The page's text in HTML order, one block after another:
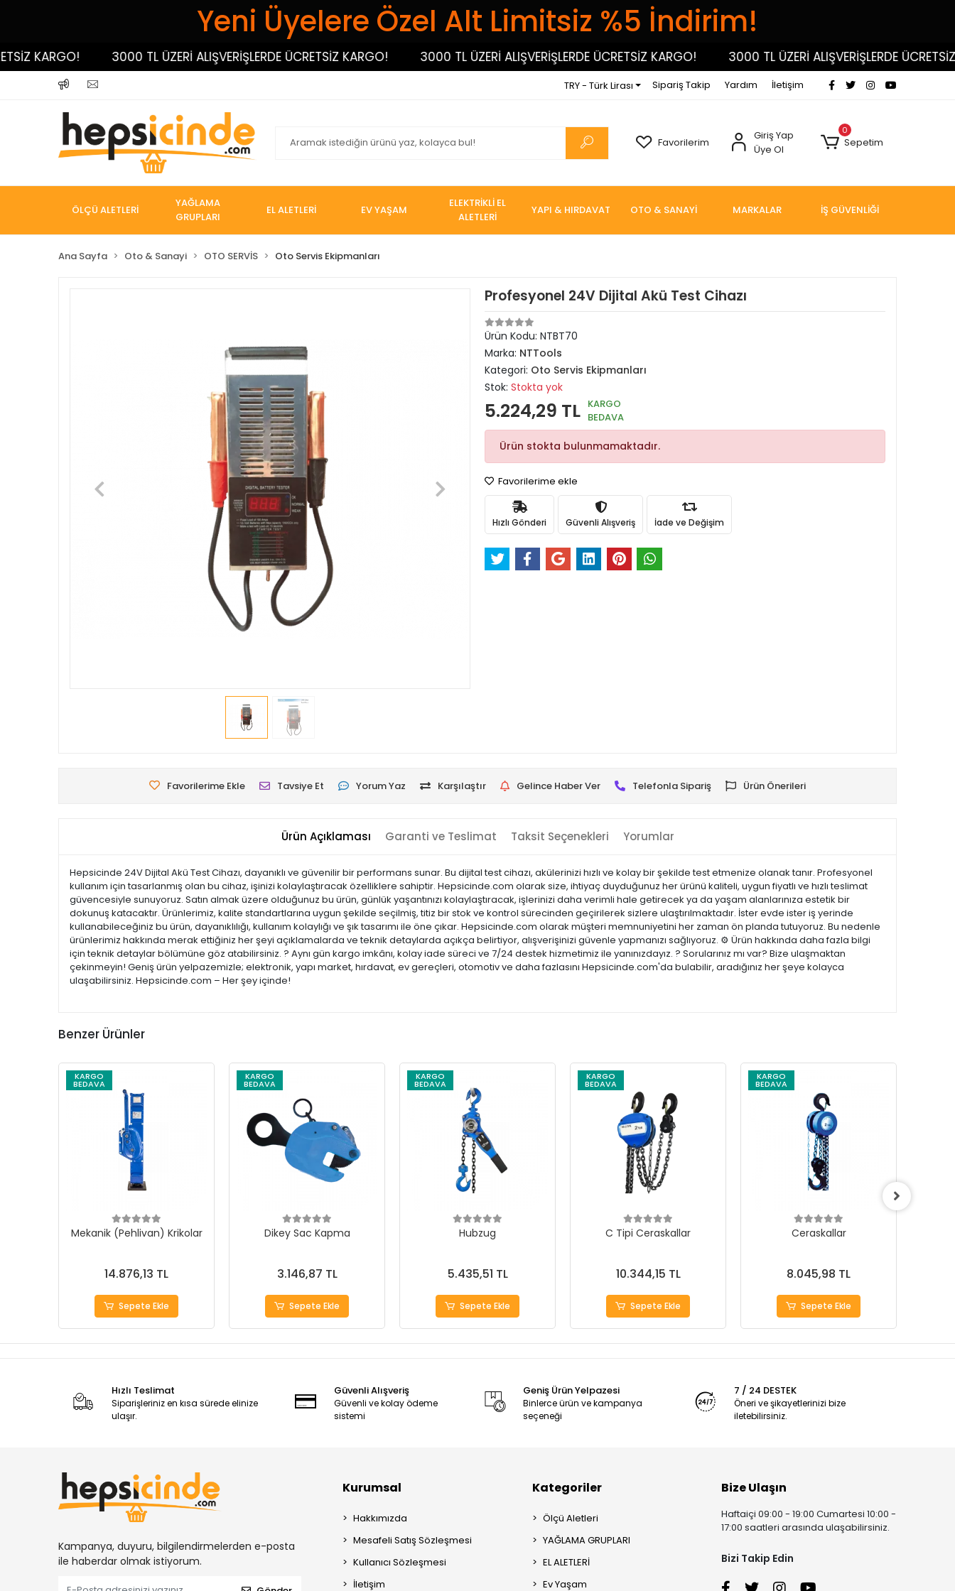
Yeni Üyelere Özel Alt Limitsiz %5 İndirim!
KARGO! 3000 TL ÜZERİ ALIŞVERİŞLERDE ÜCRETSİZ KARGO! 3000 TL ÜZERİ ALIŞVERİŞLERDE ÜCRETSİZ KARGO! 3000 TL ÜZERİ ALIŞVERİŞLERDE ÜCRETSİZ
TRY - Türk Lirası Sipariş Takip Yardım İletişim
Favorilerim
Giriş Yap
Üye Ol
0
Sepetim
ÖLÇÜ ALETLERİ
YAĞLAMA
GRUPLARI
EL ALETLERİ EV YAŞAM
ELEKTRİKLİ EL
ALETLERİ
YAPI & HIRDAVAT OTO & SANAYİ MARKALAR İŞ GÜVENLİĞİ
Ana Sayfa Oto & Sanayi OTO SERVİS Oto Servis Ekipmanları
Profesyonel 24V Dijital Akü Test Cihazı
Ürün Kodu: NTBT70
Marka: NTTools
Kategori: Oto Servis Ekipmanları
Stok: Stokta yok
5.224,29 TL KARGO
BEDAVA
Ürün stokta bulunmamaktadır.
Favorilerime ekle
Hızlı Gönderi Güvenli Alışveriş İade ve Değişim
Favorilerime Ekle Tavsiye Et Yorum Yaz Karşılaştır Gelince Haber Ver Telefonla Sipariş Ürün Önerileri
Ürün Açıklaması Garanti ve Teslimat Taksit Seçenekleri Yorumlar
Hepsicinde 24V Dijital Akü Test Cihazı, dayanıklı ve güvenilir bir performans sunar. Bu dijital test cihazı, akülerinizi hızlı ve kolay bir şekilde test etmenize olanak tanır. Profesyonel
kullanım için tasarlanmış olan bu cihaz, işinizi kolaylaştıracak özelliklere sahiptir. Hepsicinde.com olarak size, ihtiyaç duyduğunuz her ürünü kaliteli, uygun fiyatlı ve hızlı teslimat
güvencesiyle sunuyoruz. Satın almak üzere olduğunuz bu ürün, günlük yaşantınızı kolaylaştıracak, işlerinizi daha verimli hale getirecek ya da yaşam alanlarınıza estetik bir
dokunuş katacaktır. Ürünlerimiz, kalite standartlarına uygun şekilde seçilmiş, titiz bir stok ve kontrol sürecinden geçirilerek sizlere ulaştırılmaktadır. İster evde ister iş yerinde
kullanabileceğiniz bu ürün, dayanıklılığı, kullanım kolaylığı ve şık tasarımı ile öne çıkar. Hepsicinde.com olarak müşteri memnuniyetini her zaman ön planda tutuyoruz. Bu nedenle
ürünlerimiz hakkında merak ettiğiniz her şeyi açıklamalarda ve teknik detaylarda açıkça belirtiyor, alışverişinizi güvenle yapmanızı sağlıyoruz. ⚙️ Ürün hakkında daha fazla bilgi
için teknik detaylar bölümüne göz atabilirsiniz. ? Aynı gün kargo imkânı, kolay iade süreci ve 7/24 destek hizmetimiz ile yanınızdayız. ? Sorularınız mı var? Bize ulaşmaktan
çekinmeyin! Geniş ürün yelpazemizle; elektronik, yapı market, hırdavat, ev gereçleri, otomotiv ve daha fazlasını Hepsicinde.com'da bulabilir, aradığınız her şeye kolayca
ulaşabilirsiniz. Hepsicinde.com – Her şey içinde!
Benzer Ürünler
KARGO
BEDAVA
Mekanik (Pehlivan) Krikolar
14.876,13 TL
Sepete Ekle
KARGO
BEDAVA
Dikey Sac Kapma
3.146,87 TL
Sepete Ekle
KARGO
BEDAVA
Hubzug
5.435,51 TL
Sepete Ekle
KARGO
BEDAVA
C Tipi Ceraskallar
10.344,15 TL
Sepete Ekle
KARGO
BEDAVA
Ceraskallar
8.045,98 TL
Sepete Ekle
Hızlı Teslimat
Siparişleriniz en kısa sürede elinize
ulaşır.
Güvenli Alışveriş
Güvenli ve kolay ödeme
sistemi
Geniş Ürün Yelpazesi
Binlerce ürün ve kampanya
seçeneği
7 / 24 DESTEK
Öneri ve şikayetlerinizi bize
iletebilirsiniz.
Kampanya, duyuru, bilgilendirmelerden e-posta
ile haberdar olmak istiyorum.
Kurumsal
Hakkımızda
Mesafeli Satış Sözleşmesi
Kullanıcı Sözleşmesi
İletişim
Kategoriler
Ölçü Aletleri
YAĞLAMA GRUPLARI
EL ALETLERİ
Ev Yaşam
Bize Ulaşın
Haftaiçi 09:00 - 19:00 Cumartesi 10:00 -
17:00 saatleri arasında ulaşabilirsiniz.
Bizi Takip Edin